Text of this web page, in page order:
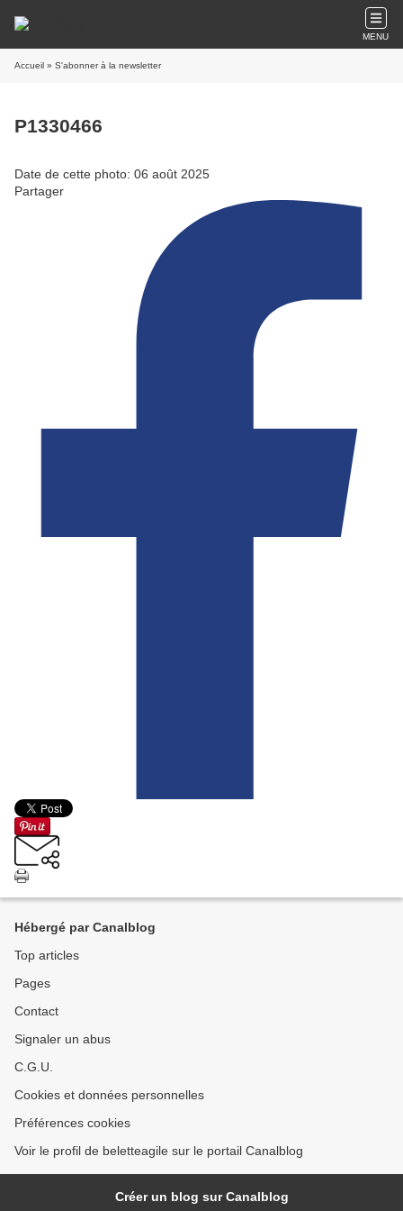
MENU
Accueil » S'abonner à la newsletter
P1330466
Date de cette photo: 06 août 2025
Partager
Hébergé par Canalblog
Top articles
Pages
Contact
Signaler un abus
C.G.U.
Cookies et données personnelles
Préférences cookies
Voir le profil de beletteagile sur le portail Canalblog
Créer un blog sur Canalblog